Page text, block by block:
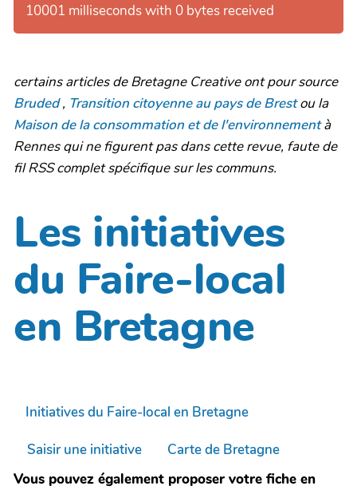
10001 milliseconds with 0 bytes received
certains articles de Bretagne Creative ont pour source
Bruded, Transition citoyenne au pays de Brestou la
Maison de la consommation et de l'environnementà
Rennes qui ne figurent pas dans cette revue, faute de
fil RSS complet spécifique sur les communs.
Les initiatives
du Faire-local
en Bretagne
Initiatives du Faire-local en Bretagne
Saisir une initiative
Carte de Bretagne
Vous pouvez également proposer votre fiche en